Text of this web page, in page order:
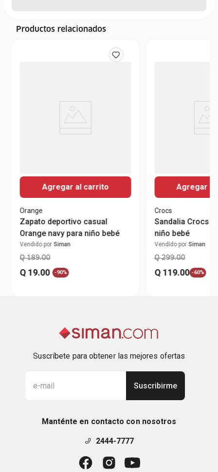
Productos relacionados
Agregar al carrito
Orange
Zapato deportivo casual
Orange navy para niño bebé
Vendido por Siman
Q 189.00
Q 19.00 -90%
Agregar
Crocs
Sandalia Crocs
niño bebé
Vendido por Siman
Q 299.00
Q 119.00 -60%
Suscríbete para obtener las mejores ofertas
Suscribirme
Manténte en contacto con nosotros
2444-7777